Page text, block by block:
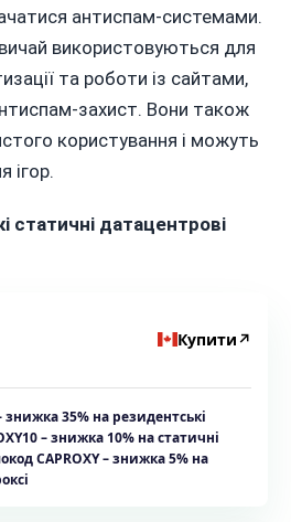
антиспам-системами.
використовуються для
та роботи із сайтами,
захист. Вони також
користування і можуть
ігор.
статичні датацентрові
Купити ↗
знижка 35% на резидентські
– знижка 10% на статичні
CAPROXY – знижка 5% на